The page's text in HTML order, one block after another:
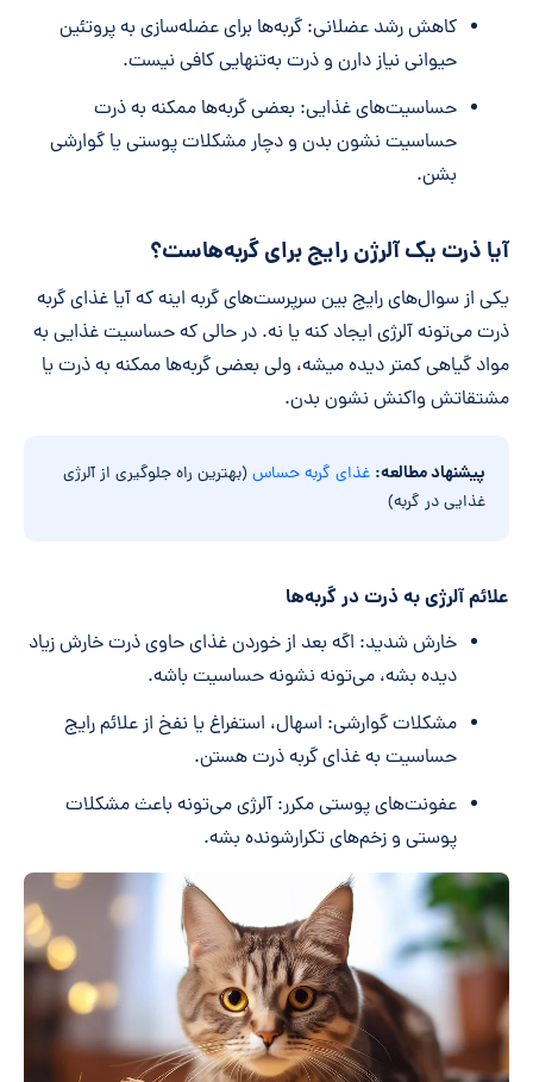
کاهش رشد عضلانی: گربه‌ها برای عضله‌سازی به پروتئین
حیوانی نیاز دارن و ذرت به‌تنهایی کافی نیست.
حساسیت‌های غذایی: بعضی گربه‌ها ممکنه به ذرت
حساسیت نشون بدن و دچار مشکلات پوستی یا گوارشی
بشن.
آیا ذرت یک آلرژن رایج برای گربه‌هاست؟
یکی از سوال‌های رایج بین سرپرست‌های گربه اینه که آیا غذای گربه
ذرت می‌تونه آلرژی ایجاد کنه یا نه. در حالی که حساسیت غذایی به
مواد گیاهی کمتر دیده میشه، ولی بعضی گربه‌ها ممکنه به ذرت یا
مشتقاتش واکنش نشون بدن.
پیشنهاد مطالعه: غذای گربه حساس(بهترین راه جلوگیری از آلرژی
غذایی در گربه)
علائم آلرژی به ذرت در گربه‌ها
خارش شدید: اگه بعد از خوردن غذای حاوی ذرت خارش زیاد
دیده بشه، می‌تونه نشونه حساسیت باشه.
مشکلات گوارشی: اسهال، استفراغ یا نفخ از علائم رایج
حساسیت به غذای گربه ذرت هستن.
عفونت‌های پوستی مکرر: آلرژی می‌تونه باعث مشکلات
پوستی و زخم‌های تکرارشونده بشه.